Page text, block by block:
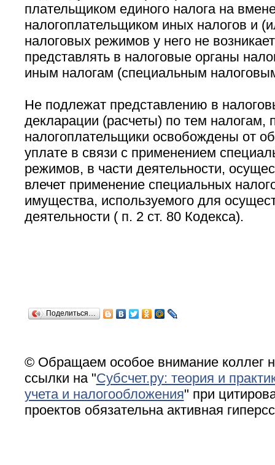
плательщиком единого налога на
налогоплательщиком иных налогов и
налоговых режимов у него не
представлять в налоговые органы
иным налогам (специальным
Не подлежат представлению в
декларации (расчеты) по тем налогам,
налогоплательщики освобождены от
уплате в связи с применением
режимов, в части деятельности,
влечет применение специальных
имущества, используемого для
деятельности ( п. 2 ст. 80 Кодекса).
Поделиться…
© Обращаем особое внимание коллег
ссылки на "Субсчет.ру: теория и
учета и налогообложения" при
проектов обязательна активная